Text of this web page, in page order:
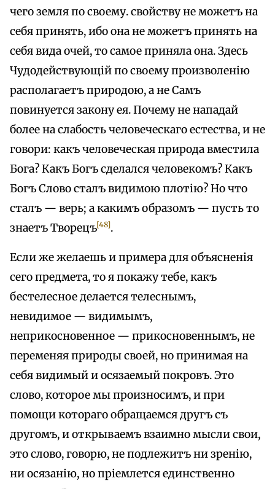
чего земля по своему. свойству не можетъ на
себя принять, ибо она не можетъ принять на
себя вида очей, то самое приняла она. Здесь
Чудодействующій по своему произволенію
располагаетъ природою, а не Самъ
повинуется закону ея. Почему не нападай
более на слабость человеческаго естества, и не
говори: какъ человеческая природа вместила
Бога? Какъ Богъ сделался человекомъ? Какъ
Богъ Слово сталъ видимою плотію? Но что
сталъ — верь; а какимъ образомъ — пусть то
знаетъ Творецъ[48].
Если же желаешь и примера для объясненія
сего предмета, то я покажу тебе, какъ
бестелесное делается телеснымъ,
невидимое — видимымъ,
неприкосновенное — прикосновеннымъ, не
переменяя природы своей, но принимая на
себя видимый и осязаемый покровъ. Это
слово, которое мы произносимъ, и при
помощи котораго обращаемся другъ съ
другомъ, и открываемъ взаимно мысли свои,
это слово, говорю, не подлежитъ ни зренію,
ни осязанію, но пріемлется единственно